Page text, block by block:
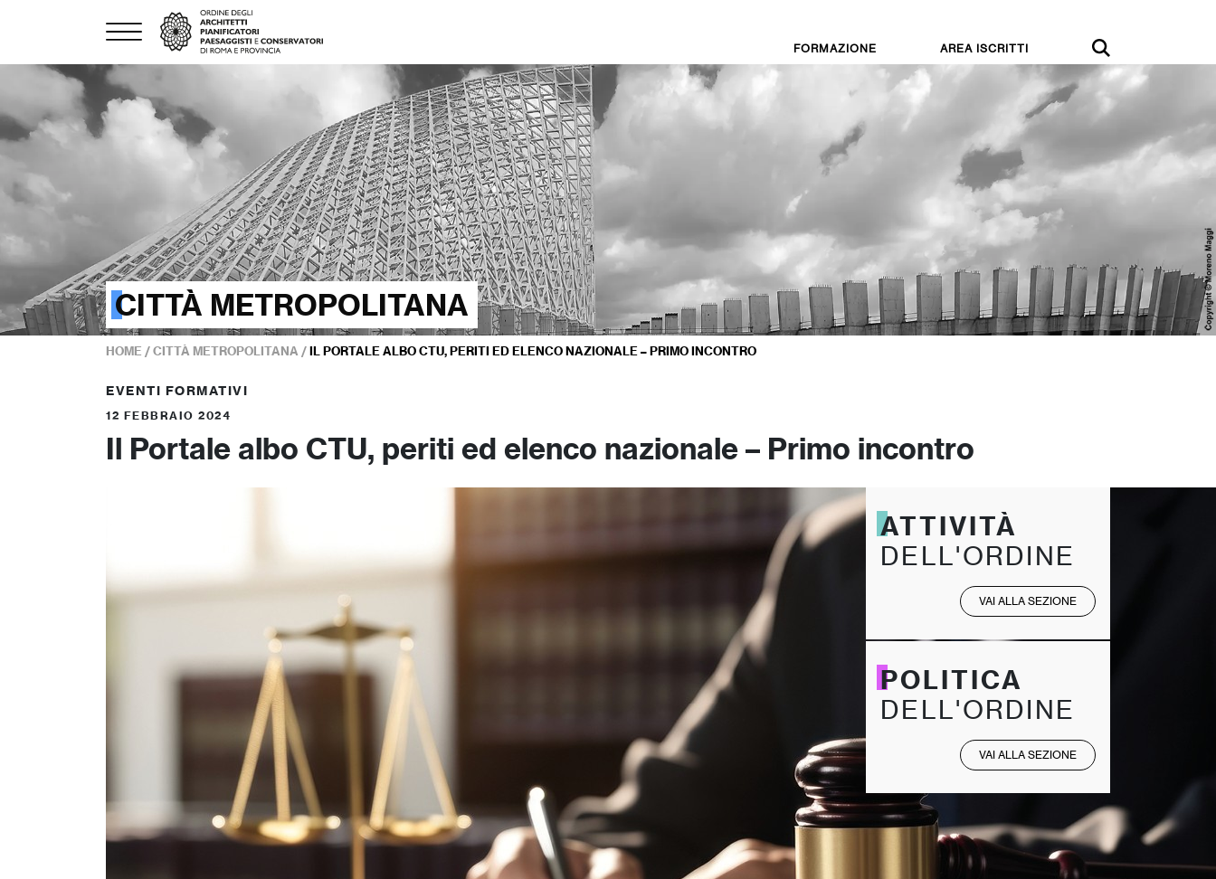
FORMAZIONE AREA ISCRITTI
CITTÀ METROPOLITANA
HOME /CITTÀ METROPOLITANA /IL PORTALE ALBO CTU, PERITI ED ELENCO NAZIONALE – PRIMO INCONTRO
EVENTI FORMATIVI
12 FEBBRAIO 2024
Il Portale albo CTU, periti ed elenco nazionale – Primo incontro
ATTIVITÀ
DELL'ORDINE
VAI ALLA SEZIONE
POLITICA
DELL'ORDINE
VAI ALLA SEZIONE